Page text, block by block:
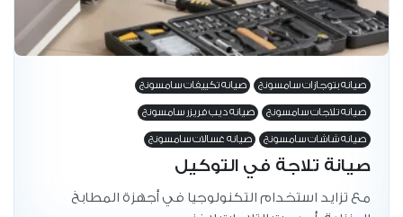
صيانه بتوجازات سامسونج صيانه تكييفات سامسونج
صيانه تلاجات سامسونج صيانه ديب فريزر سامسونج
صيانه شاشات سامسونج صيانه غسالات سامسونج
صيانة تلاجة في التوكيل
مع تزايد استخدام التكنولوجيا في أجهزة المطابخ